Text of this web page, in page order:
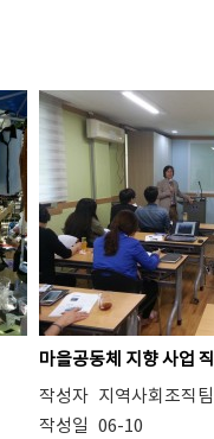
마을공동체 지향 사업
작성자 지역사회조직
작성일 06-10